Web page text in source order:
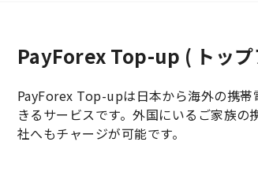
PayForex Top-up ( トッ
PayForex Top-upは日本から海外の携
きるサービスです。外国にいるご家族
社へもチャージが可能です。